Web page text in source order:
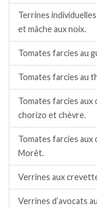
Terrines
et mâche aux noix.
Tomates farcies au
Tomates farcies au
Tomates farcies
chorizo et chèvre.
Tomates farcies aux
Morêt.
Verrines aux
Verrines d’avocats